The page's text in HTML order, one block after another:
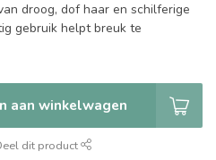
droog, dof haar en schilferige
gebruik helpt breuk te
aan winkelwagen
dit product